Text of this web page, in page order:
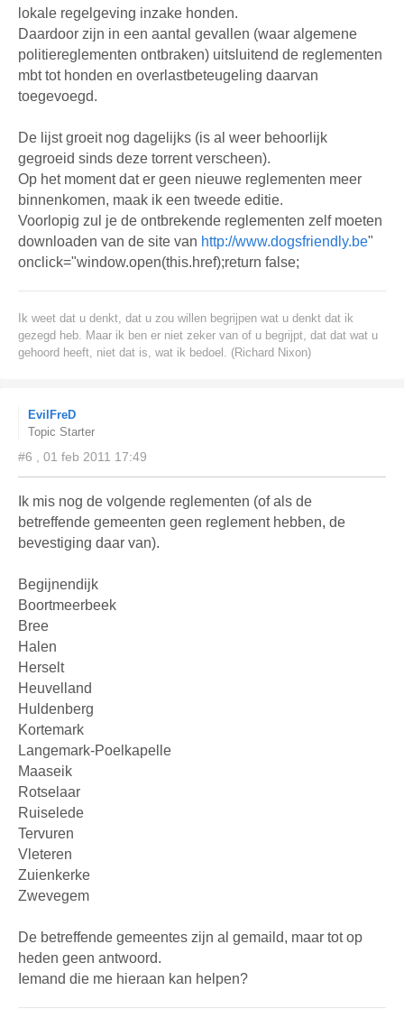
lokale regelgeving inzake honden.
Daardoor zijn in een aantal gevallen (waar algemene
politiereglementen ontbraken) uitsluitend de reglementen
mbt tot honden en overlastbeteugeling daarvan
toegevoegd.
De lijst groeit nog dagelijks (is al weer behoorlijk
gegroeid sinds deze torrent verscheen).
Op het moment dat er geen nieuwe reglementen meer
binnenkomen, maak ik een tweede editie.
Voorlopig zul je de ontbrekende reglementen zelf moeten
downloaden van de site van http://www.dogsfriendly.be"
onclick="window.open(this.href);return false;
Ik weet dat u denkt, dat u zou willen begrijpen wat u denkt dat ik
gezegd heb. Maar ik ben er niet zeker van of u begrijpt, dat dat wat u
gehoord heeft, niet dat is, wat ik bedoel. (Richard Nixon)
EvilFreD
Topic Starter
#6 , 01 feb 2011 17:49
Ik mis nog de volgende reglementen (of als de
betreffende gemeenten geen reglement hebben, de
bevestiging daar van).
Begijnendijk
Boortmeerbeek
Bree
Halen
Herselt
Heuvelland
Huldenberg
Kortemark
Langemark-Poelkapelle
Maaseik
Rotselaar
Ruiselede
Tervuren
Vleteren
Zuienkerke
Zwevegem
De betreffende gemeentes zijn al gemaild, maar tot op
heden geen antwoord.
Iemand die me hieraan kan helpen?